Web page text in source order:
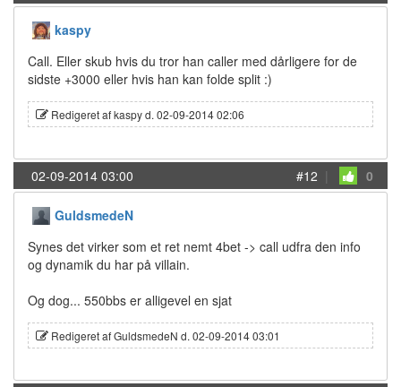
kaspy
Call. Eller skub hvis du tror han caller med dårligere for de
sidste +3000 eller hvis han kan folde split :)
Redigeret af kaspy d. 02-09-2014 02:06
02-09-2014 03:00 #12 | 0
GuldsmedeN
Synes det virker som et ret nemt 4bet -> call udfra den info
og dynamik du har på villain.
Og dog... 550bbs er alligevel en sjat
Redigeret af GuldsmedeN d. 02-09-2014 03:01